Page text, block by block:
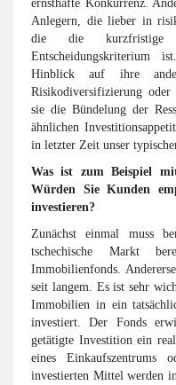
Anlegern, die lieber in
die die kurzfristige
Entscheidungskriterium
Hinblick auf ihre
Risikodiversifizierung
sie die Bündelung der
ähnlichen
in letzter Zeit unser
Was ist zum Beispiel
Würden Sie Kunden
investieren?
Zunächst einmal muss
tschechische Markt
Immobilienfonds.
seit langem. Es ist sehr
Immobilien in ein
investiert. Der Fonds
getätigte Investition ein
eines Einkaufszentrums
investierten Mittel werden